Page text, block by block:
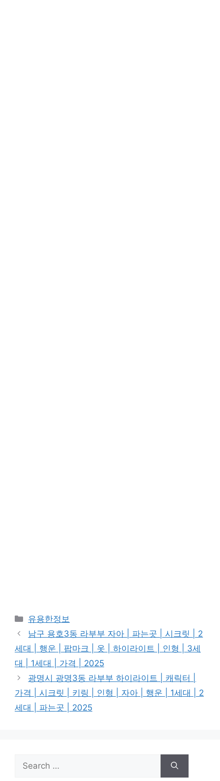
Categories
유용한정보
남구 용호3동 라부부 자아 | 파는곳 | 시크릿 | 2
세대 | 행운 | 팝마크 | 옷 | 하이라이트 | 인형 | 3세
대 | 1세대 | 가격 | 2025
광명시 광명3동 라부부 하이라이트 | 캐릭터 |
가격 | 시크릿 | 키링 | 인형 | 자아 | 행운 | 1세대 | 2
세대 | 파는곳 | 2025
for: